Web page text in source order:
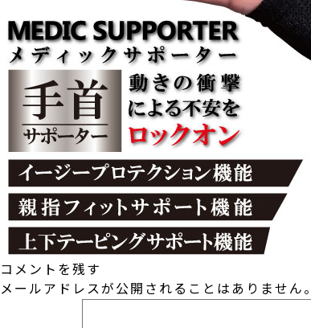
コメントを残す
メールアドレスが公開されることはありません。